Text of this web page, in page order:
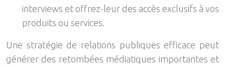
interviews et offrez-leur des accès exclusifs à vos
produits ou services.
Une stratégie de relations publiques efficace peut
générer des retombées médiatiques importantes et